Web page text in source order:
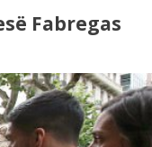
Fabregas